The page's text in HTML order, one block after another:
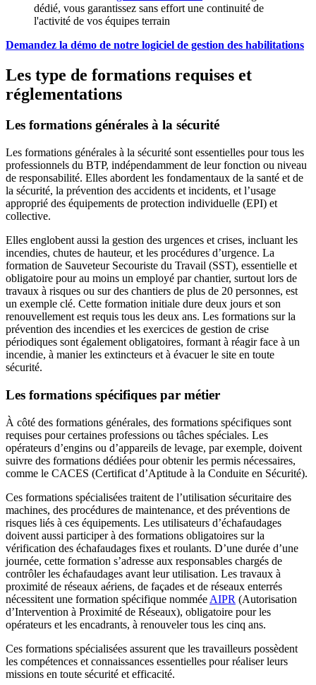
dédié, vous garantissez sans effort une continuité de
l'activité de vos équipes terrain
Demandez la démo de notre logiciel de gestion des habilitations
Les type de formations requises et
réglementations
Les formations générales à la sécurité
Les formations générales à la sécurité sont essentielles pour tous les
professionnels du BTP, indépendamment de leur fonction ou niveau
de responsabilité. Elles abordent les fondamentaux de la santé et de
la sécurité, la prévention des accidents et incidents, et l’usage
approprié des équipements de protection individuelle (EPI) et
collective.
Elles englobent aussi la gestion des urgences et crises, incluant les
incendies, chutes de hauteur, et les procédures d’urgence. La
formation de Sauveteur Secouriste du Travail (SST), essentielle et
obligatoire pour au moins un employé par chantier, surtout lors de
travaux à risques ou sur des chantiers de plus de 20 personnes, est
un exemple clé. Cette formation initiale dure deux jours et son
renouvellement est requis tous les deux ans. Les formations sur la
prévention des incendies et les exercices de gestion de crise
périodiques sont également obligatoires, formant à réagir face à un
incendie, à manier les extincteurs et à évacuer le site en toute
sécurité.
Les formations spécifiques par métier
À côté des formations générales, des formations spécifiques sont
requises pour certaines professions ou tâches spéciales. Les
opérateurs d’engins ou d’appareils de levage, par exemple, doivent
suivre des formations dédiées pour obtenir les permis nécessaires,
comme le CACES (Certificat d’Aptitude à la Conduite en Sécurité).
Ces formations spécialisées traitent de l’utilisation sécuritaire des
machines, des procédures de maintenance, et des préventions de
risques liés à ces équipements. Les utilisateurs d’échafaudages
doivent aussi participer à des formations obligatoires sur la
vérification des échafaudages fixes et roulants. D’une durée d’une
journée, cette formation s’adresse aux responsables chargés de
contrôler les échafaudages avant leur utilisation. Les travaux à
proximité de réseaux aériens, de façades et de réseaux enterrés
nécessitent une formation spécifique nommée AIPR (Autorisation
d’Intervention à Proximité de Réseaux), obligatoire pour les
opérateurs et les encadrants, à renouveler tous les cinq ans.
Ces formations spécialisées assurent que les travailleurs possèdent
les compétences et connaissances essentielles pour réaliser leurs
missions en toute sécurité et efficacité.